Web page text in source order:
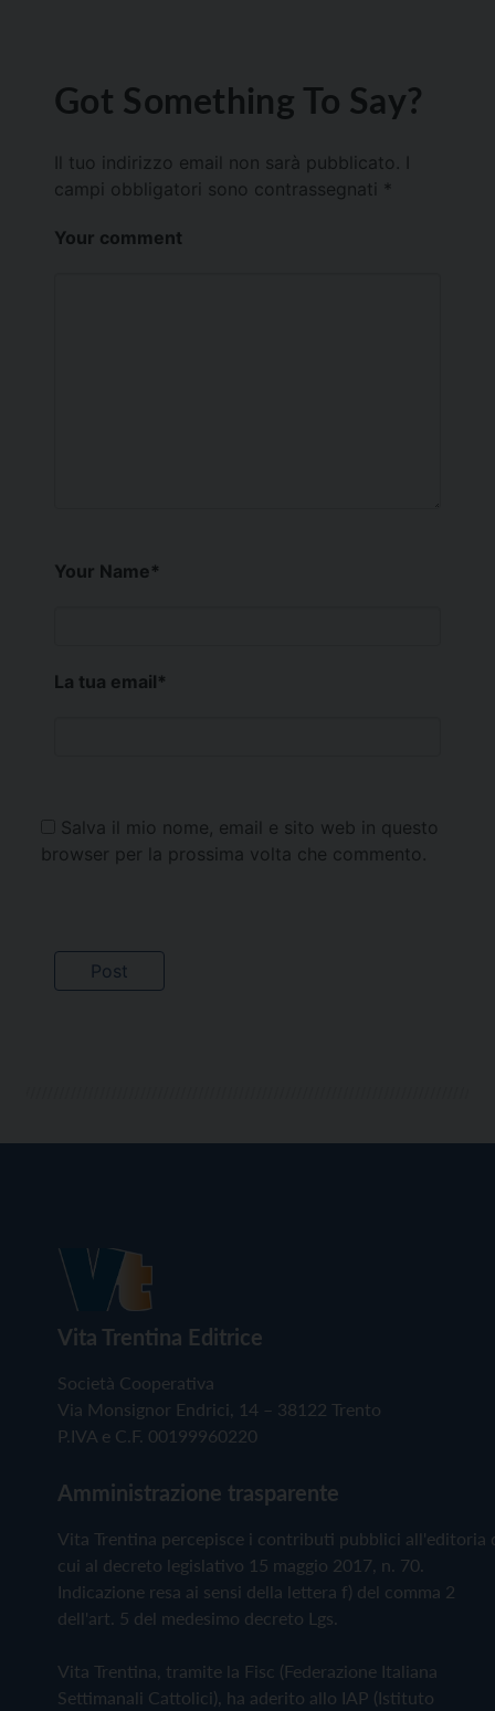
Got Something To Say?
Il tuo indirizzo email non sarà pubblicato.
campi obbligatori sono contrassegnati *
Your comment
Your Name*
La tua email*
Salva il mio nome, email e sito web in questo
browser per la prossima volta che commento.
Vita Trentina Editrice
Società Cooperativa
Via Monsignor Endrici, 14 – 38122 Trento
P.IVA e C.F. 00199960220
Amministrazione trasparente
Vita Trentina percepisce i contributi pubblici all'editoria
cui al decreto legislativo 15 maggio 2017, n. 70.
Indicazione resa ai sensi della lettera f) del comma 2
dell'art. 5 del medesimo decreto Lgs.
Vita Trentina, tramite la Fisc (Federazione Italiana
Settimanali Cattolici), ha aderito allo IAP (Istituto